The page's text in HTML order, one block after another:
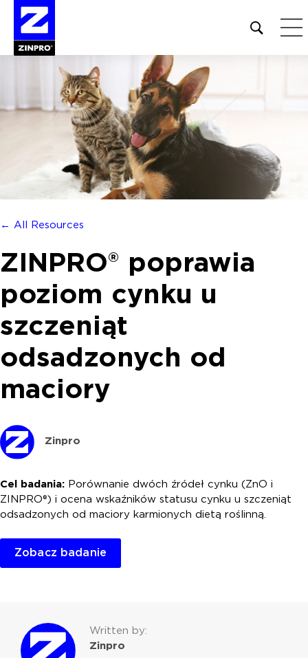
Open
site
search
← All Resources
ZINPRO® poprawia
poziom cynku u
szczeniąt
odsadzonych od
maciory
Zinpro
Cel badania: Porównanie dwóch źródeł cynku (ZnO i
ZINPRO®) i ocena wskaźników statusu cynku u szczeniąt
odsadzonych od maciory karmionych dietą roślinną.
Zobacz badanie
Written by:
Zinpro